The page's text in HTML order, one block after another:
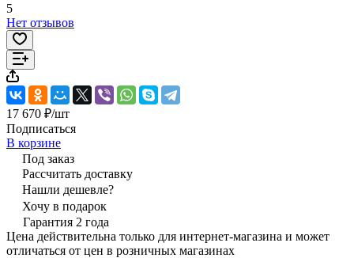
5
Нет отзывов
17 670 ₽/шт
Подписаться
В корзине
Под заказ
Рассчитать доставку
Нашли дешевле?
Хочу в подарок
Гарантия 2 года
Цена действительна только для интернет-магазина и может
отличаться от цен в розничных магазинах